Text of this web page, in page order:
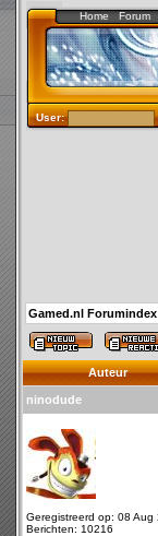
Home Forum
User:
Gamed.nl Forumindex
Auteur
ninodude
Geregistreerd op: 08 Aug
Berichten: 10216